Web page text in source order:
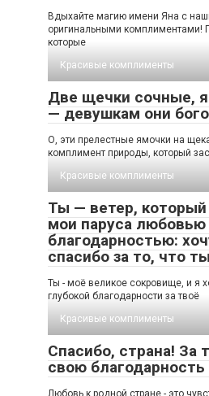
Вдыхайте магию имени Яна с
оригинальными комплиментами!
которые
Красивые комплименты
Две щечки сочные,
— девушкам они
О, эти прелестные ямочки на
комплимент природы, который
Красивые комплименты
Ты — ветер, который
мои паруса любовью
благодарностью:
спасибо за то, что
Ты - моё великое сокровище, и я
глубокой благодарности за твоё
Красивые комплименты
Спасибо, страна! За
свою
Любовь к родной стране - это